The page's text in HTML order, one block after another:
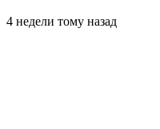
4 недели тому назад